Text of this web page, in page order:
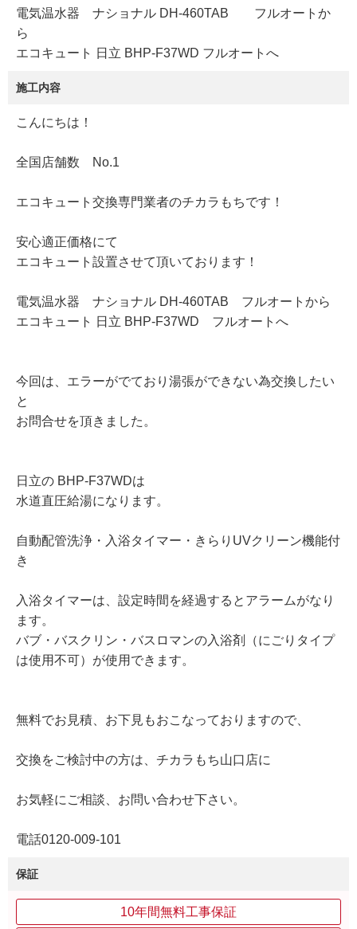
電気温水器 ナショナル DH-460TAB フルオートか
ら
エコキュート 日立 BHP-F37WD フルオートへ
施工内容
こんにちは！
全国店舗数 No.1
エコキュート交換専門業者のチカラもちです！
安心適正価格にて
エコキュート設置させて頂いております！
電気温水器 ナショナル DH-460TAB フルオートから
エコキュート 日立 BHP-F37WD フルオートへ
今回は、エラーがでており湯張ができない為交換したい
と
お問合せを頂きました。
日立の BHP-F37WDは
水道直圧給湯になります。
自動配管洗浄・入浴タイマー・きらりUVクリーン機能付
き
入浴タイマーは、設定時間を経過するとアラームがなり
ます。
バブ・バスクリン・バスロマンの入浴剤（にごりタイプ
は使用不可）が使用できます。
無料でお見積、お下見もおこなっておりますので、
交換をご検討中の方は、チカラもち山口店に
お気軽にご相談、お問い合わせ下さい。
電話0120-009-101
保証
10年間無料工事保証